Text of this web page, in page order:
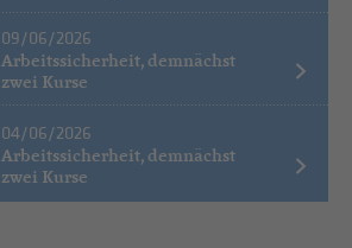
09/06/2026
Arbeitssicherheit, demnächst
zwei Kurse
04/06/2026
Arbeitssicherheit, demnächst
zwei Kurse